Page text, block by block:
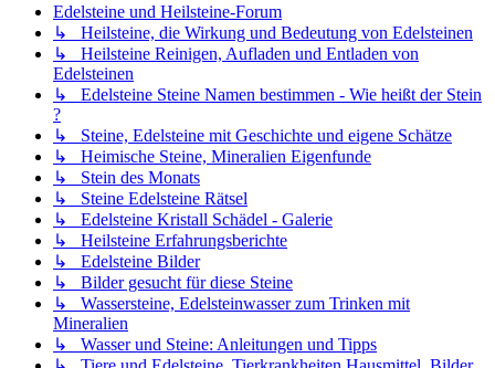
Edelsteine und Heilsteine-Forum
↳ Heilsteine, die Wirkung und Bedeutung von Edelsteinen
↳ Heilsteine Reinigen, Aufladen und Entladen von
Edelsteinen
↳ Edelsteine Steine Namen bestimmen - Wie heißt der Stein
?
↳ Steine, Edelsteine mit Geschichte und eigene Schätze
↳ Heimische Steine, Mineralien Eigenfunde
↳ Stein des Monats
↳ Steine Edelsteine Rätsel
↳ Edelsteine Kristall Schädel - Galerie
↳ Heilsteine Erfahrungsberichte
↳ Edelsteine Bilder
↳ Bilder gesucht für diese Steine
↳ Wassersteine, Edelsteinwasser zum Trinken mit
Mineralien
↳ Wasser und Steine: Anleitungen und Tipps